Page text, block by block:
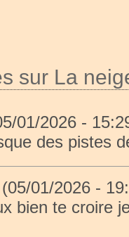
sur La
01/2026 -
des pistes
01/2026 -
bien te croire